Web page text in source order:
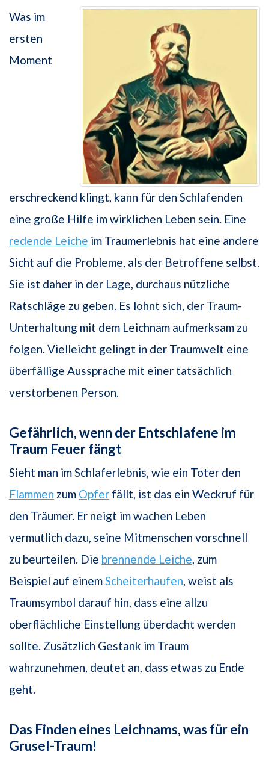
Was im
ersten
Moment
erschreckend klingt, kann für den Schlafenden
eine große Hilfe im wirklichen Leben sein. Eine
redende Leiche im Traumerlebnis hat eine andere
Sicht auf die Probleme, als der Betroffene selbst.
Sie ist daher in der Lage, durchaus nützliche
Ratschläge zu geben. Es lohnt sich, der Traum-
Unterhaltung mit dem Leichnam aufmerksam zu
folgen. Vielleicht gelingt in der Traumwelt eine
überfällige Aussprache mit einer tatsächlich
verstorbenen Person.
Gefährlich, wenn der Entschlafene im
Traum Feuer fängt
Sieht man im Schlaferlebnis, wie ein Toter den
Flammen zum Opfer fällt, ist das ein Weckruf für
den Träumer. Er neigt im wachen Leben
vermutlich dazu, seine Mitmenschen vorschnell
zu beurteilen. Die brennende Leiche, zum
Beispiel auf einemScheiterhaufen, weist als
Traumsymbol darauf hin, dass eine allzu
oberflächliche Einstellung überdacht werden
sollte. Zusätzlich Gestank im Traum
wahrzunehmen, deutet an, dass etwas zu Ende
geht.
Das Finden eines Leichnams, was für ein
Grusel-Traum!